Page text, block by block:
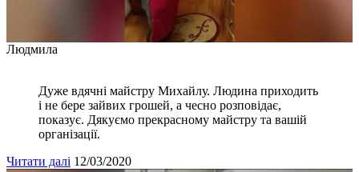
Людмила
Дуже вдячні майстру Михайлу. Людина приходить
і не бере зайвих грошей, а чесно розповідає,
показує. Дякуємо прекрасному майстру та вашій
організації.
Читати далі 12/03/2020